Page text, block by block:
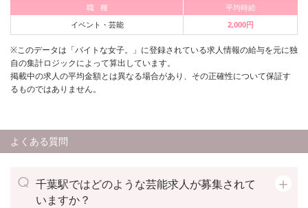
職 種
平均時給
イベント・芸能
2,000円
※このデータは「バイトな女子。」に登録されている求人情報の給与を元に独
自の集計ロジックによって算出しています。
掲載中の求人の平均金額とは異なる場合があり、その正確性について保証す
るものではありません。
よくある質問
千葉駅ではどのような芸能求人が募集されて
いますか？